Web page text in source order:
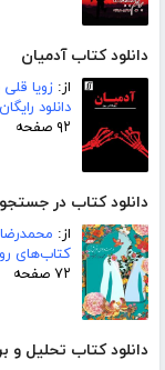
دانلود کتاب آدمیان
از: زویا قلی
دانلود
۹۲ صفحه
دانلود کتاب در
از:
کتاب‌های
۷۲ صفحه
دانلود کتاب تحلیل و